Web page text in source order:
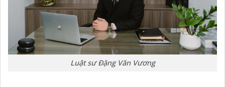
Luật sư Đặng Văn Vương